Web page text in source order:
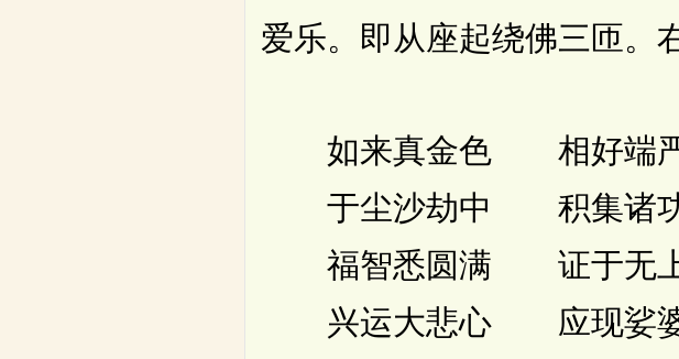
爱乐。即从座起绕佛三匝。
如来真金色 相好端
于尘沙劫中 积集诸
福智悉圆满 证于无
兴运大悲心 应现娑